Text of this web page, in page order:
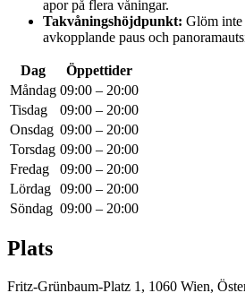
apor på flera våningar.
Takvåningshöjdpunkt: Glöm inte
avkopplande paus och
Dag
Öppettider
Måndag 09:00 – 20:00
Tisdag
09:00 – 20:00
Onsdag 09:00 – 20:00
Torsdag 09:00 – 20:00
Fredag
09:00 – 20:00
Lördag 09:00 – 20:00
Söndag 09:00 – 20:00
Plats
Fritz-Grünbaum-Platz 1, 1060 Wien,